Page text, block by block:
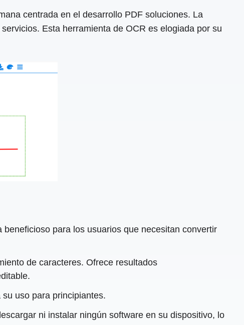
centrada en el desarrollo PDF soluciones. La
Esta herramienta de OCR es elogiada por su
para los usuarios que necesitan convertir
de caracteres. Ofrece resultados
uso para principiantes.
ni instalar ningún software en su dispositivo, lo